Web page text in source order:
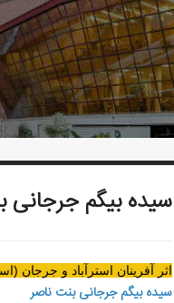
سيده بيگم جرجانی
اثر آفرينان استرآباد و جرجان
سيده بيگم جرجانی بنت ناصر